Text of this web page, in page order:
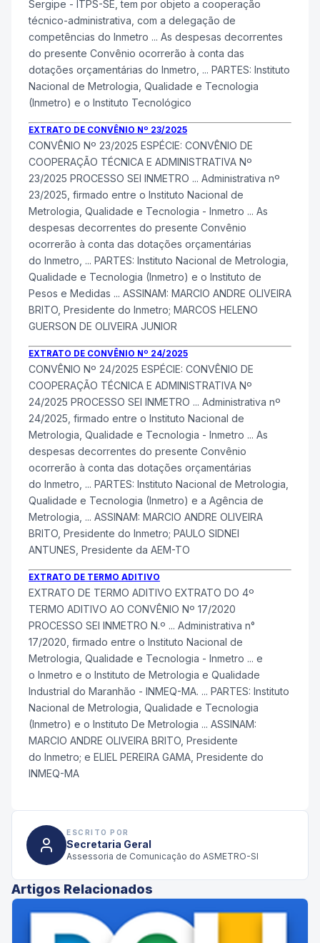
Sergipe - ITPS-SE, tem por objeto a cooperação
técnico-administrativa, com a delegação de
competências do Inmetro ... As despesas decorrentes
do presente Convênio ocorrerão à conta das
dotações orçamentárias do Inmetro , ... PARTES: Instituto
Nacional de Metrologia, Qualidade e Tecnologia
(Inmetro) e o Instituto Tecnológico
EXTRATO DE CONVÊNIO Nº 23/2025
CONVÊNIO Nº 23/2025 ESPÉCIE: CONVÊNIO DE
COOPERAÇÃO TÉCNICA E ADMINISTRATIVA Nº
23/2025 PROCESSO SEI INMETRO ... Administrativa nº
23/2025, firmado entre o Instituto Nacional de
Metrologia, Qualidade e Tecnologia - Inmetro ... As
despesas decorrentes do presente Convênio
ocorrerão à conta das dotações orçamentárias
do Inmetro , ... PARTES: Instituto Nacional de Metrologia,
Qualidade e Tecnologia (Inmetro) e o Instituto de
Pesos e Medidas ... ASSINAM: MARCIO ANDRE OLIVEIRA
BRITO, Presidente do Inmetro; MARCOS HELENO
GUERSON DE OLIVEIRA JUNIOR
EXTRATO DE CONVÊNIO Nº 24/2025
CONVÊNIO Nº 24/2025 ESPÉCIE: CONVÊNIO DE
COOPERAÇÃO TÉCNICA E ADMINISTRATIVA Nº
24/2025 PROCESSO SEI INMETRO ... Administrativa nº
24/2025, firmado entre o Instituto Nacional de
Metrologia, Qualidade e Tecnologia - Inmetro ... As
despesas decorrentes do presente Convênio
ocorrerão à conta das dotações orçamentárias
do Inmetro , ... PARTES: Instituto Nacional de Metrologia,
Qualidade e Tecnologia (Inmetro) e a Agência de
Metrologia, ... ASSINAM: MARCIO ANDRE OLIVEIRA
BRITO, Presidente do Inmetro; PAULO SIDNEI
ANTUNES, Presidente da AEM-TO
EXTRATO DE TERMO ADITIVO
EXTRATO DE TERMO ADITIVO EXTRATO DO 4º
TERMO ADITIVO AO CONVÊNIO Nº 17/2020
PROCESSO SEI INMETRO N.º ... Administrativa n°
17/2020, firmado entre o Instituto Nacional de
Metrologia, Qualidade e Tecnologia - Inmetro ... e
o Inmetro e o Instituto de Metrologia e Qualidade
Industrial do Maranhão - INMEQ-MA. ... PARTES: Instituto
Nacional de Metrologia, Qualidade e Tecnologia
(Inmetro) e o Instituto De Metrologia ... ASSINAM:
MARCIO ANDRE OLIVEIRA BRITO, Presidente
do Inmetro; e ELIEL PEREIRA GAMA, Presidente do
INMEQ-MA
ESCRITO POR
Secretaria Geral
Assessoria de Comunicação do ASMETRO-SI
Artigos Relacionados